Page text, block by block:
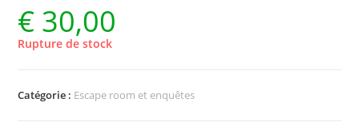
€ 30,00
Rupture de stock
Catégorie : Escape room et enquêtes